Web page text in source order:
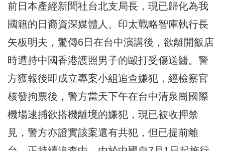
前日本產經新聞社台北支局長，現已歸化為我
國籍的日裔資深媒體人、印太戰略智庫執行長
矢板明夫，驚傳6日在台中演講後，欲離開飯店
時遭持中國香港護照男子的毆打受傷送醫。警
方獲報後即成立專案小組追查嫌犯，經檢察官
核發拘票後，警方當天下午在台中清泉崗國際
機場逮捕欲搭機離境的嫌犯，現已被收押禁
見，警方亦證實該案還有共犯，但已提前離